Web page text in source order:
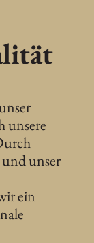
unsere
unser
ein